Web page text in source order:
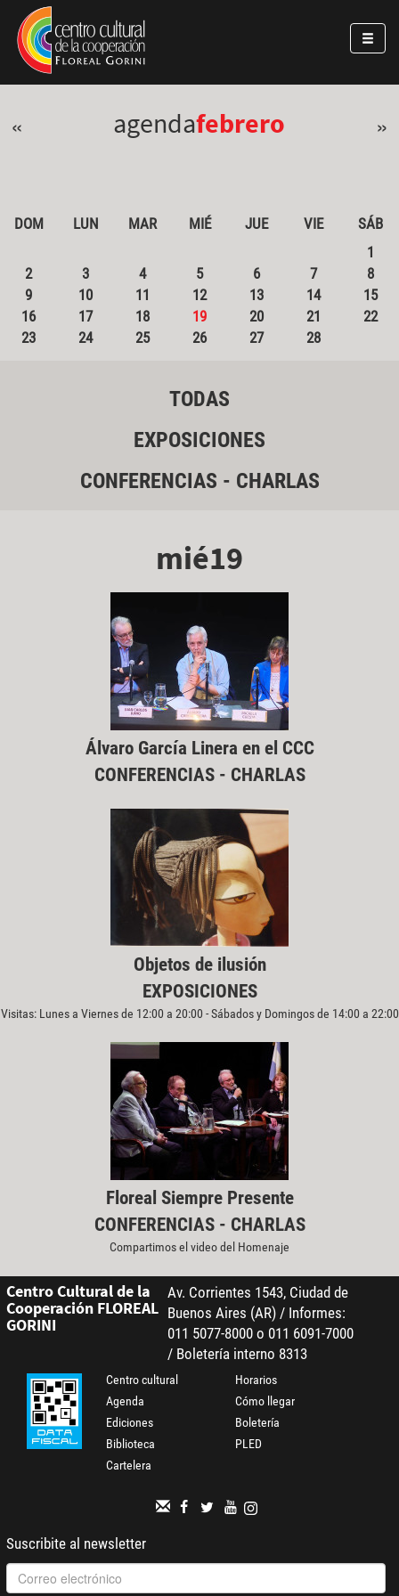
Pasar al contenido principal
Jump to main content
« agendafebrero »
DOM LUN MAR MIÉ JUE VIE
SÁB
1
2
3 4 5 6 7
8
9
10 11 12 13 14
15
16
17 18 19 20 21
22
23
24 25 26 27 28
TODAS
EXPOSICIONES
CONFERENCIAS - CHARLAS
mié19
Álvaro García Linera en el CCC
CONFERENCIAS - CHARLAS
Objetos de ilusión
EXPOSICIONES
Visitas: Lunes a Viernes de 12:00 a 20:00 - Sábados y Domingos de 14:00 a 22:00
Floreal Siempre Presente
CONFERENCIAS - CHARLAS
Compartimos el video del Homenaje
Centro Cultural de la
Cooperación FLOREAL
GORINI
Av. Corrientes 1543, Ciudad de
Buenos Aires (AR) / Informes:
011 5077-8000 o 011 6091-7000
/ Boletería interno 8313
Centro cultural
Agenda
Ediciones
Biblioteca
Cartelera
Horarios
Cómo llegar
Boletería
PLED
Suscribite al newsletter